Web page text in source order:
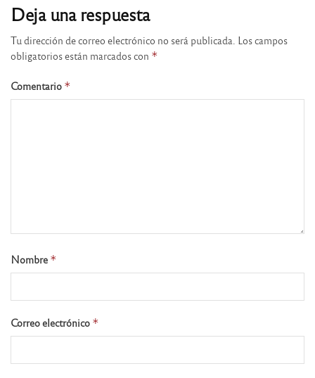
Deja una respuesta
Tu dirección de correo electrónico no será publicada. Los campos
obligatorios están marcados con *
Comentario *
Nombre *
Correo electrónico *